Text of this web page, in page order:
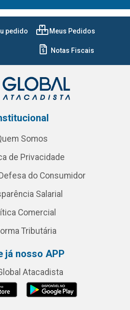
pedido Meus Pedidos
Notas Fiscais
Somos
de Privacidade
do Consumidor
Salarial
Comercial
Tributária
já nosso APP
Atacadista